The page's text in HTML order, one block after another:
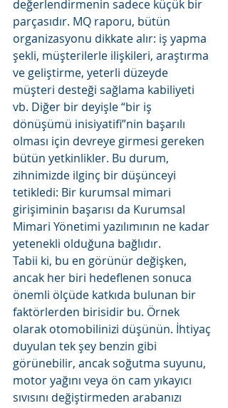
değerlendirmenin sadece küçük bir
parçasıdır. MQ raporu, bütün
organizasyonu dikkate alır: iş yapma
şekli, müşterilerle ilişkileri, araştırma
ve geliştirme, yeterli düzeyde
müşteri desteği sağlama kabiliyeti
vb. Diğer bir deyişle “bir iş
dönüşümü inisiyatifi”nin başarılı
olması için devreye girmesi gereken
bütün yetkinlikler. Bu durum,
zihnimizde ilginç bir düşünceyi
tetikledi: Bir kurumsal mimari
girişiminin başarısı da Kurumsal
Mimari Yönetimi yazılımının ne kadar
yetenekli olduğuna bağlıdır.
Tabii ki, bu en görünür değişken,
ancak her biri hedeflenen sonuca
önemli ölçüde katkıda bulunan bir
faktörlerden birisidir bu. Örnek
olarak otomobilinizi düşünün. İhtiyaç
duyulan tek şey benzin gibi
görünebilir, ancak soğutma suyunu,
motor yağını veya ön cam yıkayıcı
sıvısını değiştirmeden arabanızı